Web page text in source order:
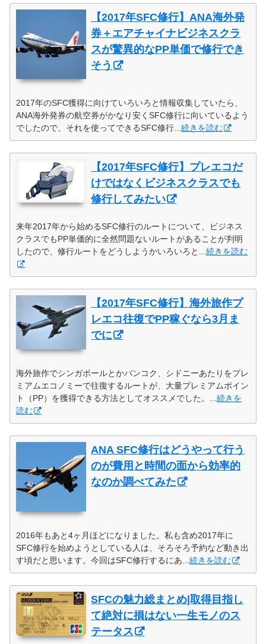
【2017年SFC修行】ANA海外発
券＋エアチャイナビジネスクラ
スが驚異的なPP単価で修行でき
そう
2017年のSFC獲得に向けていろいろと情報収集していたら、
ANA海外発券の航空券がかなり安くSFC修行に向いているよう
でしたので、それを使ってできるSFC修行...続きを読む
【2017年SFC修行】プレエコだ
けではなくビジネスクラスでも
修行してみたい
来年2017年から始めるSFC修行のルートについて、ビジネス
クラスでもPP単価的に全然問題ないルートがあることが判明
したので、修行ルートをどうしようかいろいろと...続きを読む
【2017年SFC修行】海外旅作プ
レエコ往復でPP稼ぐなら3月ま
でに
海外旅作でシンガポールとかバンコク、シドニーあたりをプレ
ミアムエコノミーで往復するルートが、大量プレミアムポイン
ト（PP）を獲得できる方法としてオススメでした。...続きを
読む
ANA SFC修行はどうやって行う
のが費用と時間の面から効率的
なのか調べてみた
2016年もあと4ヶ月ほどになりました。私も含め2017年に
SFC修行を始めようとしている人は、そろそろ予約など動き出
す頃だと思います。今回はSFC修行するにあ...続きを読む
SFCの魅力総まとめ|取得目指し
て絶対に損はない一生モノのス
テータス